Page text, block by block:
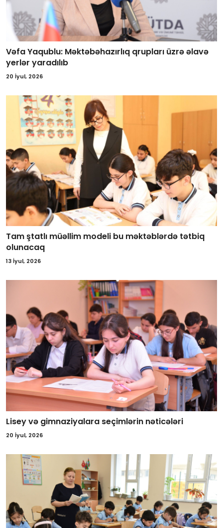
Vəfa Yaqublu: Məktəbəhazırlıq qrupları üzrə əlavə
yerlər yaradılıb
20 İyul, 2026
Tam ştatlı müəllim modeli bu məktəblərdə tətbiq
olunacaq
13 İyul, 2026
Lisey və gimnaziyalara seçimlərin nəticələri
20 İyul, 2026